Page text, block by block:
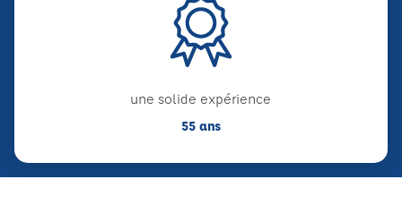
une solide expérience
55 ans